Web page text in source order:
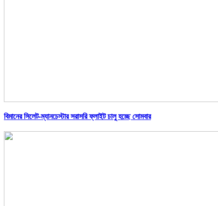
বিমানের সিলেট-ম্যানচেস্টার সরাসরি ফ্লাইট চালু হচ্ছে সোমবার